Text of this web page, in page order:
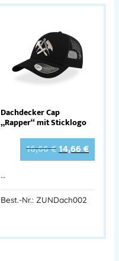
Dachdecker Cap
„Rapper“ mit Sticklogo
16,66€14,66€
…
Best.-Nr.: ZUNDach002